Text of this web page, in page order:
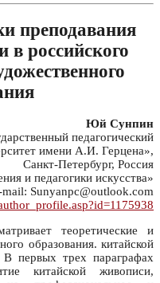
преподавания
в российского
Юй Сунпин
педагогический
имени А.И. Герцена»,
Санкт-Петербург, Россия
и педагогики искусства»
mail: Sunyanpc@outlook.com
теоретические и
образования. китайской
трех параграфах
китайской живописи,